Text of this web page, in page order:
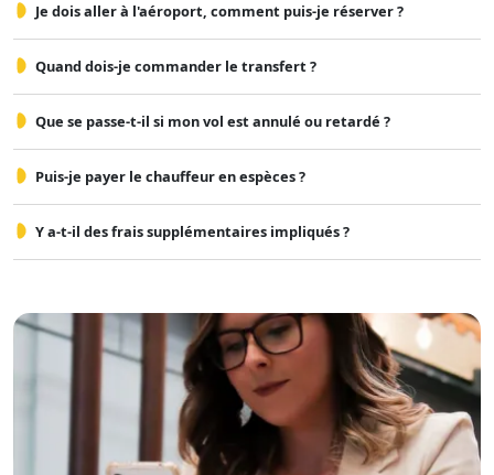
Je dois aller à l'aéroport, comment puis-je réserver ?
Quand dois-je commander le transfert ?
Que se passe-t-il si mon vol est annulé ou retardé ?
Puis-je payer le chauffeur en espèces ?
Y a-t-il des frais supplémentaires impliqués ?